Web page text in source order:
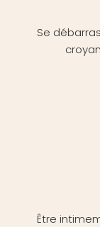
Se
Être